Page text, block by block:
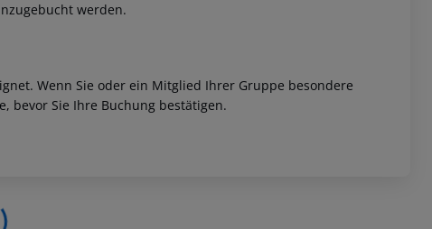
werden.
Wenn Sie oder ein Mitglied Ihrer Gruppe besondere
bevor Sie Ihre Buchung bestätigen.